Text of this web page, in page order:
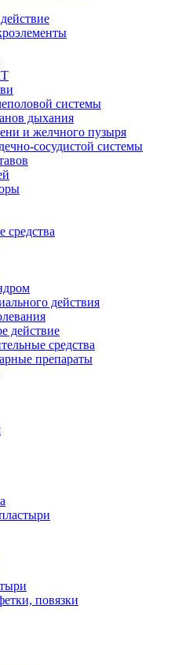
системы
дыхания
и желчного пузыря
сосудистой системы
действия
действие
средства
препараты
повязки